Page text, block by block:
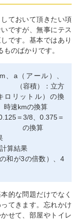
ておいて頂きたい項
ですが、無事にテス
です。基本ではあり
のばかりです。
、a（アール）、
（容積）：立方
ロリットル）の換
速kmの換算
＝3/8、0.375＝
8 の換算
算結果
和が3の倍数）、4
的な問題だけでなく
てきます。忘れかけ
せて、部屋やトイレ